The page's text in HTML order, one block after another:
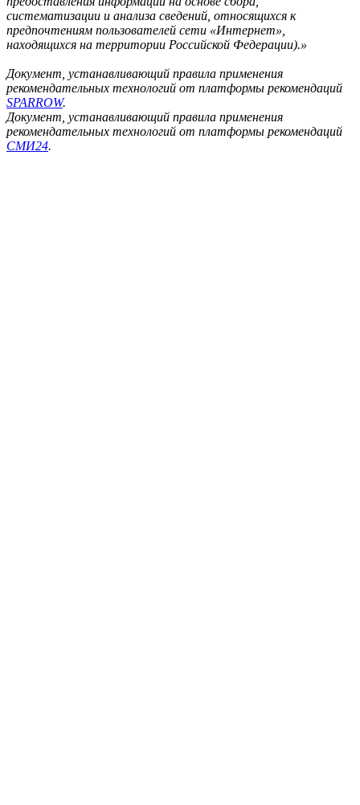
систематизации и анализа сведений, относящихся к
предпочтениям пользователей сети «Интернет»,
находящихся на территории Российской Федерации).»
Документ, устанавливающий правила применения
рекомендательных технологий от платформы рекомендаций
SPARROW.
Документ, устанавливающий правила применения
рекомендательных технологий от платформы рекомендаций
СМИ24.